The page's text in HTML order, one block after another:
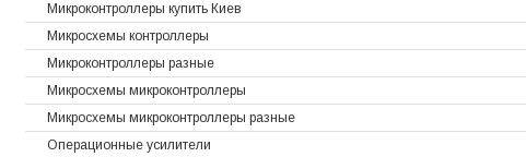
Микроконтроллеры купить Киев
Микросхемы контроллеры
Микроконтроллеры разные
Микросхемы микроконтроллеры
Микросхемы микроконтроллеры разные
Операционные усилители